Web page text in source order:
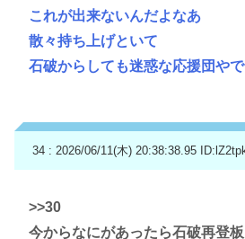
これが出来ないんだよなあ
散々持ち上げといて
石破からしても迷惑な応援団や
34 : 2026/06/11(木) 20:38:38.95
>>30
今からなにがあったら石破再登